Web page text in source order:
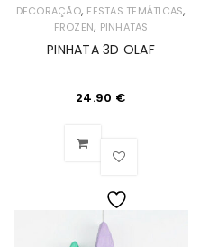
DECORAÇÃO, FESTAS TEMÁTICAS,
FROZEN, PINHATAS
PINHATA 3D OLAF
24.90 €
Lista